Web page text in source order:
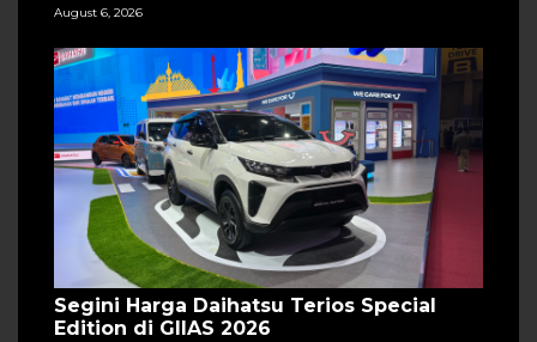
August 6, 2026
Segini Harga Daihatsu Terios Special
Edition di GIIAS 2026